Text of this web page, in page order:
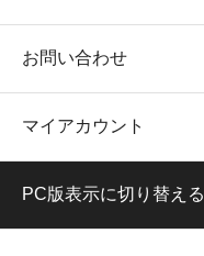
お問い合わせ
マイアカウント
PC版表示に切り替える